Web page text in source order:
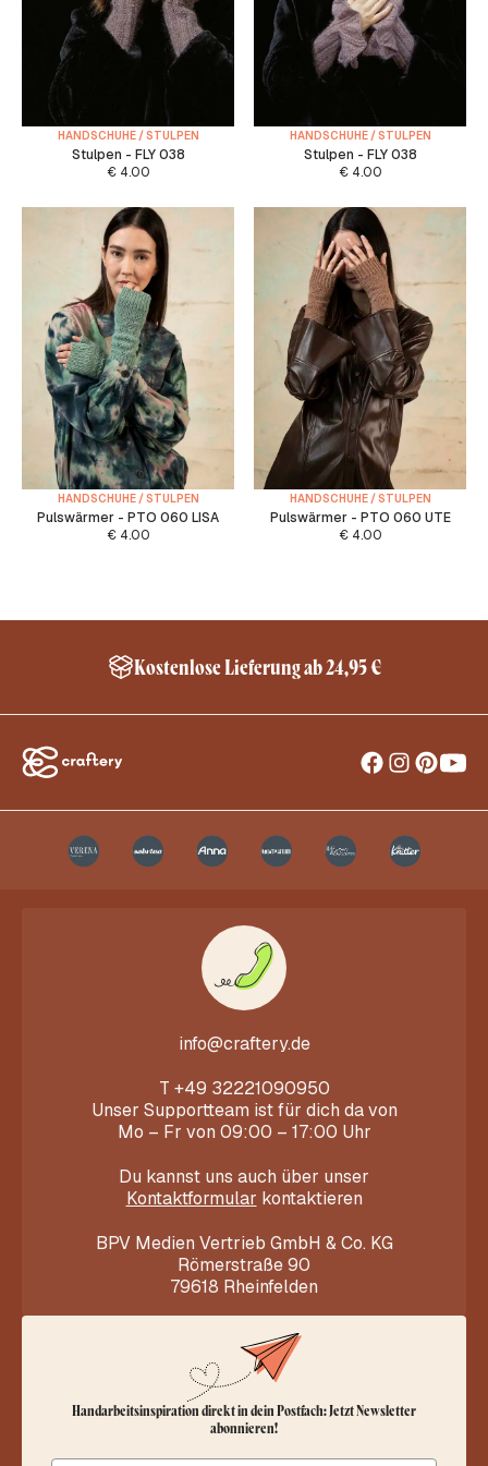
HANDSCHUHE / STULPEN
Stulpen - FLY 038
€4.00
HANDSCHUHE / STULPEN
Stulpen - FLY 038
€4.00
HANDSCHUHE / STULPEN
Pulswärmer - PTO 060 LISA
€4.00
HANDSCHUHE / STULPEN
Pulswärmer - PTO 060 UTE
€4.00
Kostenlose Lieferung ab 24,95 €
info@craftery.de
T +49 32221090950
Unser Supportteam ist für dich da von
Mo – Fr von 09:00 – 17:00 Uhr
Du kannst uns auch über unser
Kontaktformular kontaktieren
BPV Medien Vertrieb GmbH & Co. KG
Römerstraße 90
79618 Rheinfelden
Handarbeitsinspiration direkt in dein Postfach: Jetzt Newsletter
abonnieren!